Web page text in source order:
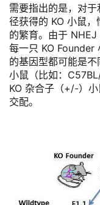
需要指出的是，对
径获得的 KO 小鼠
的繁育。由于
每一只 KO Founder
的基因型都可能是
小鼠（比如：
KO 杂合子（+/-）
交配。